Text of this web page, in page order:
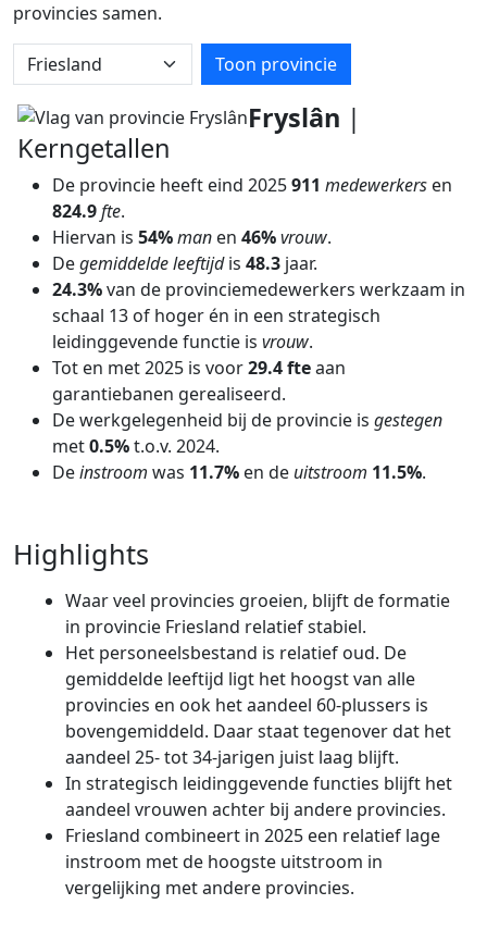
provincies samen.
Kies provincie
Toon provincie
Fryslân |
Kerngetallen
De provincie heeft eind 2025911 medewerkers en
824.9fte.
Hiervan is 54%man en 46%vrouw.
Degemiddelde leeftijdis 48.3 jaar.
24.3%van de provinciemedewerkers werkzaam in
schaal 13 of hoger én in een strategisch
leidinggevende functie is vrouw.
Tot en met 2025 is voor29.4 fteaan
garantiebanen gerealiseerd.
De werkgelegenheid bij de provincie is gestegen
met0.5%t.o.v. 2024.
Deinstroom was 11.7% en de uitstroom 11.5%.
Highlights
Waar veel provincies groeien, blijft de formatie
in provincie Friesland relatief stabiel.
Het personeelsbestand is relatief oud. De
gemiddelde leeftijd ligt het hoogst van alle
provincies en ook het aandeel 60-plussers is
bovengemiddeld. Daar staat tegenover dat het
aandeel 25- tot 34-jarigen juist laag blijft.
In strategisch leidinggevende functies blijft het
aandeel vrouwen achter bij andere provincies.
Friesland combineert in 2025 een relatief lage
instroom met de hoogste uitstroom in
vergelijking met andere provincies.